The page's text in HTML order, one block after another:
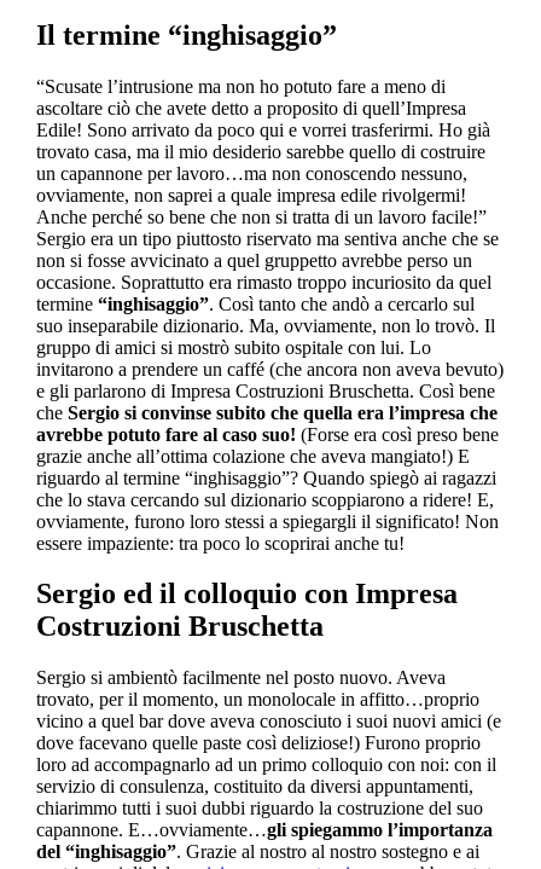
Il termine “inghisaggio”
“Scusate l’intrusione ma non ho potuto fare a meno di
ascoltare ciò che avete detto a proposito di quell’Impresa
Edile! Sono arrivato da poco qui e vorrei trasferirmi. Ho già
trovato casa, ma il mio desiderio sarebbe quello di costruire
un capannone per lavoro…ma non conoscendo nessuno,
ovviamente, non saprei a quale impresa edile rivolgermi!
Anche perché so bene che non si tratta di un lavoro facile!”
Sergio era un tipo piuttosto riservato ma sentiva anche che se
non si fosse avvicinato a quel gruppetto avrebbe perso un
occasione. Soprattutto era rimasto troppo incuriosito da quel
termine “inghisaggio”. Così tanto che andò a cercarlo sul
suo inseparabile dizionario. Ma, ovviamente, non lo trovò. Il
gruppo di amici si mostrò subito ospitale con lui. Lo
invitarono a prendere un caffé (che ancora non aveva bevuto)
e gli parlarono di Impresa Costruzioni Bruschetta. Così bene
che Sergio si convinse subito che quella era l’impresa che
avrebbe potuto fare al caso suo! (Forse era così preso bene
grazie anche all’ottima colazione che aveva mangiato!) E
riguardo al termine “inghisaggio”? Quando spiegò ai ragazzi
che lo stava cercando sul dizionario scoppiarono a ridere! E,
ovviamente, furono loro stessi a spiegargli il significato! Non
essere impaziente: tra poco lo scoprirai anche tu!
Sergio ed il colloquio con Impresa
Costruzioni Bruschetta
Sergio si ambientò facilmente nel posto nuovo. Aveva
trovato, per il momento, un monolocale in affitto…proprio
vicino a quel bar dove aveva conosciuto i suoi nuovi amici (e
dove facevano quelle paste così deliziose!) Furono proprio
loro ad accompagnarlo ad un primo colloquio con noi: con il
servizio di consulenza, costituito da diversi appuntamenti,
chiarimmo tutti i suoi dubbi riguardo la costruzione del suo
capannone. E…ovviamente…gli spiegammo l’importanza
del “inghisaggio”. Grazie al nostro al nostro sostegno e ai